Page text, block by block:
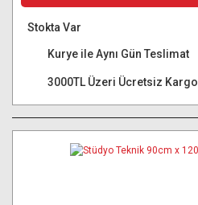
Stokta Var
Kurye ile Aynı Gün Teslimat
3000TL Üzeri Ücretsiz Kargo